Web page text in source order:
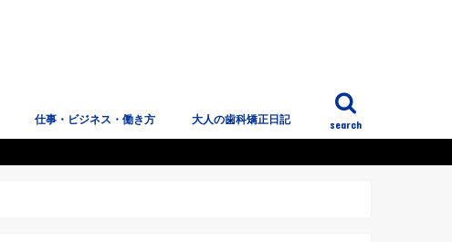
search
仕事・ビジネス・働き方 大人の歯科矯正日記